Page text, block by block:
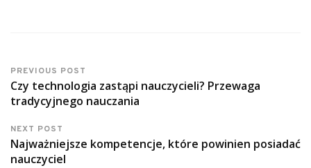
PREVIOUS POST
Czy technologia zastąpi nauczycieli? Przewaga
tradycyjnego nauczania
NEXT POST
Najważniejsze kompetencje, które powinien posiadać
nauczyciel